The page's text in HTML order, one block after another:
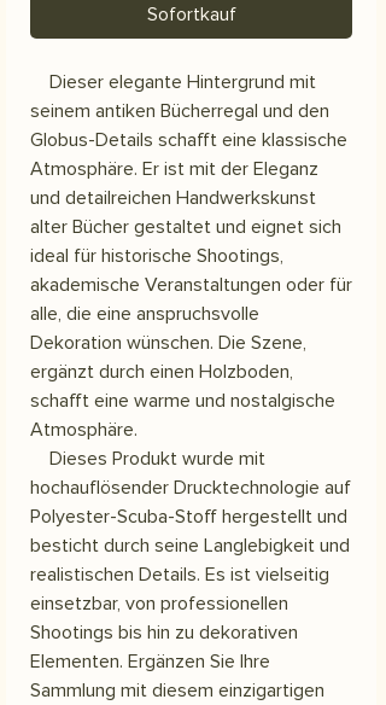
Sofortkauf
Dieser elegante Hintergrund mit
seinem antiken Bücherregal und den
Globus-Details schafft eine klassische
Atmosphäre. Er ist mit der Eleganz
und detailreichen Handwerkskunst
alter Bücher gestaltet und eignet sich
ideal für historische Shootings,
akademische Veranstaltungen oder für
alle, die eine anspruchsvolle
Dekoration wünschen. Die Szene,
ergänzt durch einen Holzboden,
schafft eine warme und nostalgische
Atmosphäre.
Dieses Produkt wurde mit
hochauflösender Drucktechnologie auf
Polyester-Scuba-Stoff hergestellt und
besticht durch seine Langlebigkeit und
realistischen Details. Es ist vielseitig
einsetzbar, von professionellen
Shootings bis hin zu dekorativen
Elementen. Ergänzen Sie Ihre
Sammlung mit diesem einzigartigen